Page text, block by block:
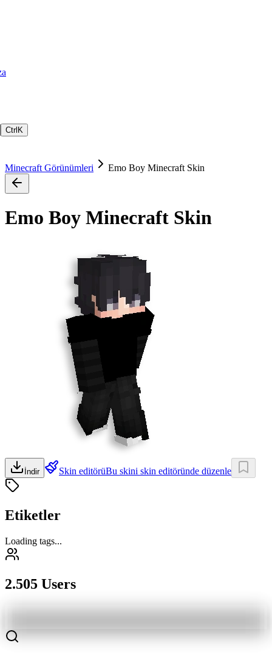
Ctrl K
Minecraft Görünümleri Emo Boy Minecraft Skin
Emo Boy Minecraft Skin
İndir Skin editörüBu skini skin editöründe düzenle
Etiketler
Loading tags...
2.505 Users